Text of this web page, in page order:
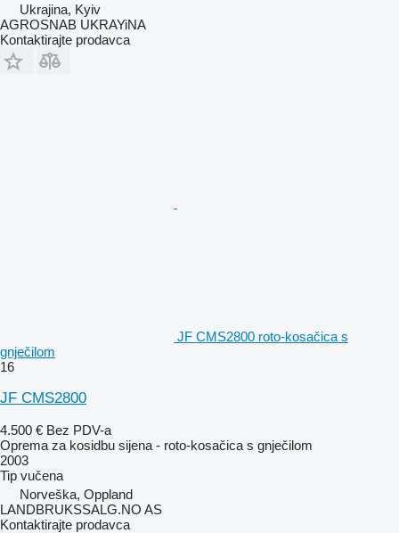
Ukrajina, Kyiv
AGROSNAB UKRAYiNA
Kontaktirajte prodavca
JF CMS2800 roto-kosačica s
gnječilom
16
JF CMS2800
4.500 € Bez PDV-a
Oprema za kosidbu sijena - roto-kosačica s gnječilom
2003
Tip vučena
Norveška, Oppland
LANDBRUKSSALG.NO AS
Kontaktirajte prodavca